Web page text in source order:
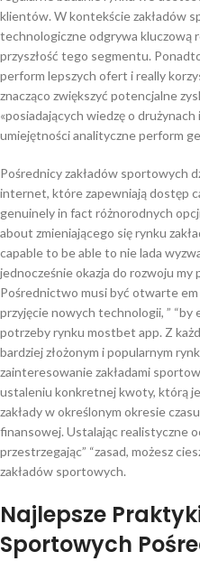
klientów. W kontekście zakładów
technologiczne odgrywa kluczową
przyszłość tego segmentu.
perform lepszych ofert i really
znacząco zwiększyć potencjalne
«posiadających wiedzę o
umiejętności analityczne perform
Pośrednicy zakładów sportowych
internet, które zapewniają dostęp
genuinely in fact różnorodnych
about zmieniającego się rynku
capable to be able to nie lada
jednocześnie okazja do rozwoju my
Pośrednictwo musi być otwarte
przyjęcie nowych technologii, ”
potrzeby rynku mostbet app. Z
bardziej złożonym i popularnym
zainteresowanie zakładami
ustaleniu konkretnej kwoty, którą
zakłady w określonym okresie
finansowej. Ustalając realistyczne
przestrzegając” “zasad, możesz
zakładów sportowych.
Najlepsze
Sportowych